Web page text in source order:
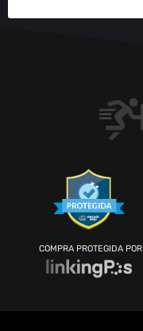
COMPRA PROTEGIDA POR